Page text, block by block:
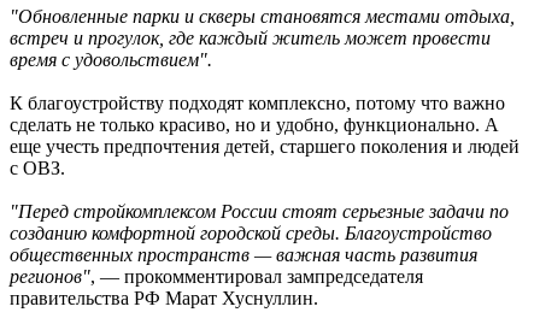
"Обновленные парки и скверы становятся местами отдыха,
встреч и прогулок, где каждый житель может провести
время с удовольствием".
К благоустройству подходят комплексно, потому что важно
сделать не только красиво, но и удобно, функционально. А
еще учесть предпочтения детей, старшего поколения и людей
с ОВЗ.
"Перед стройкомплексом России стоят серьезные задачи по
созданию комфортной городской среды. Благоустройство
общественных пространств — важная часть развития
регионов", — прокомментировал зампредседателя
правительства РФ Марат Хуснуллин.